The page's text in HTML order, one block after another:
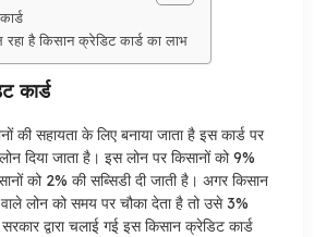
रहा है किसान क्रेडिट कार्ड का लाभ
कार्ड
की सहायता के लिए बनाया जाता है‌ इस कार्ड पर
लोन दिया जाता है। इस लोन पर किसानों को 9%
को 2% की सब्सिडी दी जाती है। अगर किसान
लोन को समय पर चौका देता है तो उसे 3%
द्वारा चलाई गई इस किसान क्रेडिट कार्ड